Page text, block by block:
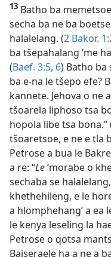
13 Batho ba
secha ba ne ba
halalelang. (2 Bakor.
ba tšepahalang ’me
(Baef. 3:5, 6) Batho ba
ba e-na le tšepo efe?
kannete. Jehova o ne
tšoarela liphoso tsa
hopola libe tsa bona.”
tšoaretsoe, e ne e tla
Petrose a bua le
a re: “Le‘morabe o
sechaba se
khethehileng, e le
a hlomphehang’ a
le kenya leseling la
Petrose o qotsa
Baiseraele ha a ne a